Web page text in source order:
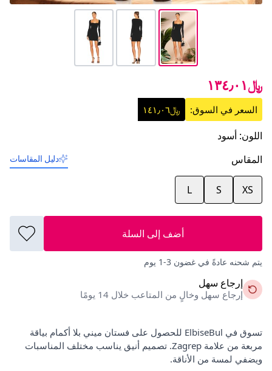
﷼١٣٤٫٠١
السعر في السوق: ﷼١٤١٫٠٦
اللون: أسود
المقاس
دليل المقاسات
XS
S
L
أضف إلى السلة
يتم شحنه عادةً في غضون 3-1 يوم
إرجاع سهل
إرجاع سهل وخالٍ من المتاعب خلال 14 يومًا
تسوق في ElbiseBul للحصول على فستان ميني بلا أكمام بياقة
مربعة من علامة Zagrep. تصميم أنيق يناسب مختلف المناسبات
ويضفي لمسة من الأناقة.